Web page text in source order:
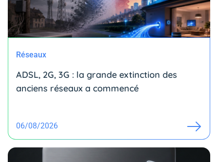
Réseaux
ADSL, 2G, 3G : la grande extinction des
anciens réseaux a commencé
06/08/2026